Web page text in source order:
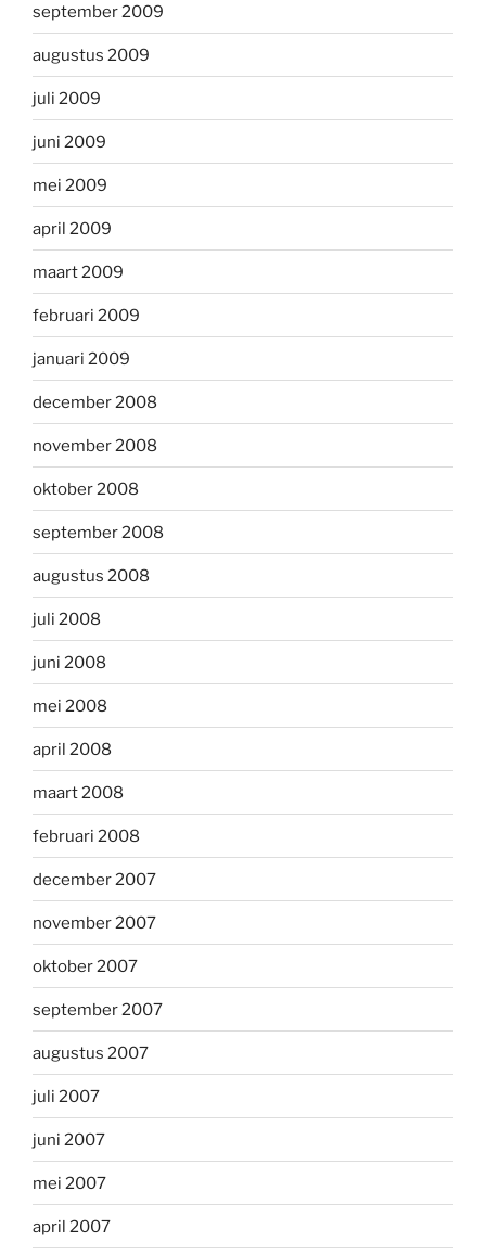
september 2009
augustus 2009
juli 2009
juni 2009
mei 2009
april 2009
maart 2009
februari 2009
januari 2009
december 2008
november 2008
oktober 2008
september 2008
augustus 2008
juli 2008
juni 2008
mei 2008
april 2008
maart 2008
februari 2008
december 2007
november 2007
oktober 2007
september 2007
augustus 2007
juli 2007
juni 2007
mei 2007
april 2007